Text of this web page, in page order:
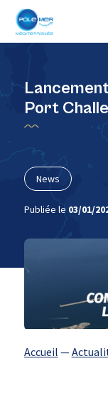
Port
News
Publiée le 03/01/
Accueil —
Panneau de gestion